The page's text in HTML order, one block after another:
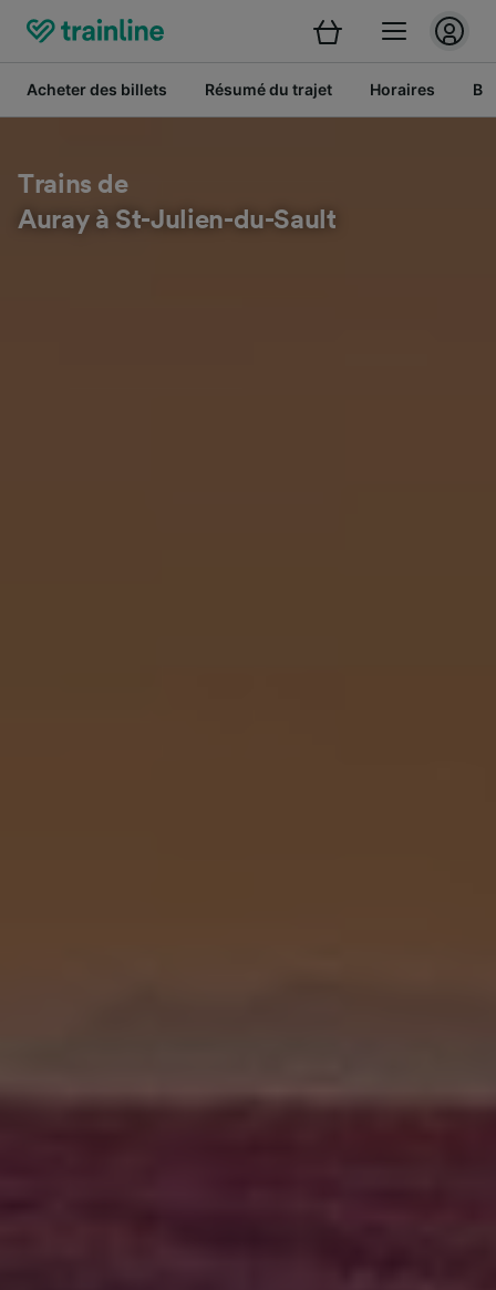
Acheter des billets Résumé du trajet Horaires
Trains de
Auray à St-Julien-du-Sault